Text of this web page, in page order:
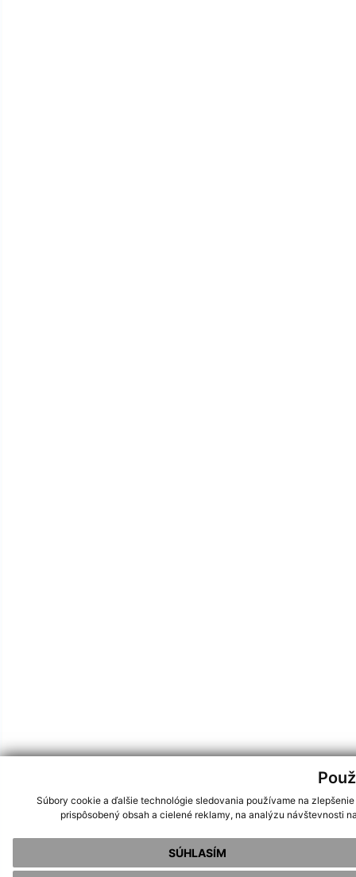
Súbory cookie a ďalšie technológie sledovania používame na
prispôsobený obsah a cielené reklamy, na analýzu návštevnosti
SÚHLASÍM